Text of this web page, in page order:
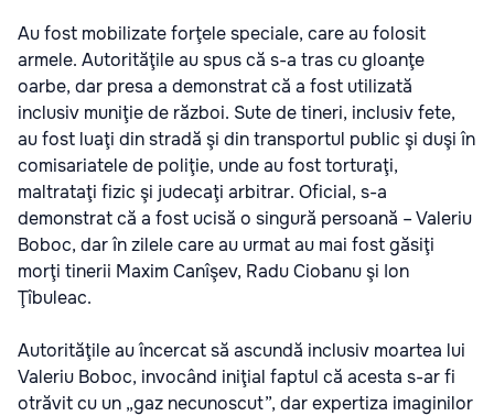
Au fost mobilizate forţele speciale, care au folosit
armele. Autorităţile au spus că s-a tras cu gloanţe
oarbe, dar presa a demonstrat că a fost utilizată
inclusiv muniţie de război. Sute de tineri, inclusiv fete,
au fost luaţi din stradă şi din transportul public şi duşi în
comisariatele de poliţie, unde au fost torturaţi,
maltrataţi fizic şi judecaţi arbitrar. Oficial, s-a
demonstrat că a fost ucisă o singură persoană – Valeriu
Boboc, dar în zilele care au urmat au mai fost găsiţi
morţi tinerii Maxim Canîşev, Radu Ciobanu şi Ion
Ţîbuleac.
Autorităţile au încercat să ascundă inclusiv moartea lui
Valeriu Boboc, invocând iniţial faptul că acesta s-ar fi
otrăvit cu un „gaz necunoscut”, dar expertiza imaginilor